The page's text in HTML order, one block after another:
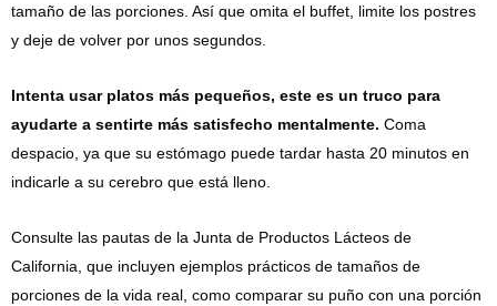
tamaño de las porciones. Así que omita el buffet, limite los postres
y deje de volver por unos segundos.
Intenta usar platos más pequeños, este es un truco para
ayudarte a sentirte más satisfecho mentalmente. Coma
despacio, ya que su estómago puede tardar hasta 20 minutos en
indicarle a su cerebro que está lleno.
Consulte las pautas de la Junta de Productos Lácteos de
California, que incluyen ejemplos prácticos de tamaños de
porciones de la vida real, como comparar su puño con una porción